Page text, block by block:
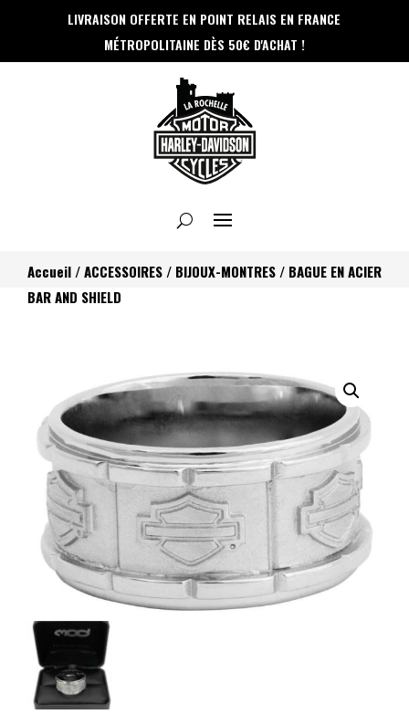
Panneau de gestion des cookies
LIVRAISON OFFERTE EN POINT RELAIS EN FRANCE
MÉTROPOLITAINE DÈS 50€ D'ACHAT !
Accueil /ACCESSOIRES / BIJOUX-MONTRES / BAGUE EN ACIER
BAR AND SHIELD